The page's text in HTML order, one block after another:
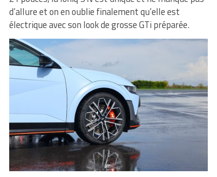
d’allure et on en oublie finalement qu’elle est
électrique avec son look de grosse GTi préparée.